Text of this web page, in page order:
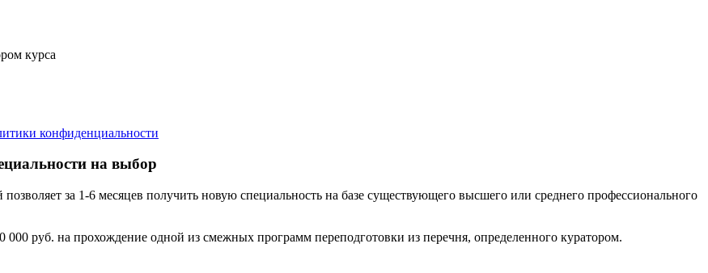
курса
конфиденциальности
на выбор
за 1-6 месяцев получить новую специальность на базе существующего высшего или среднего профессионального
руб. на прохождение одной из смежных программ переподготовки из перечня, определенного куратором.